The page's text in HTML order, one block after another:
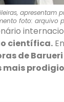
apresentam
foto: arquivo
científica.
de
mais